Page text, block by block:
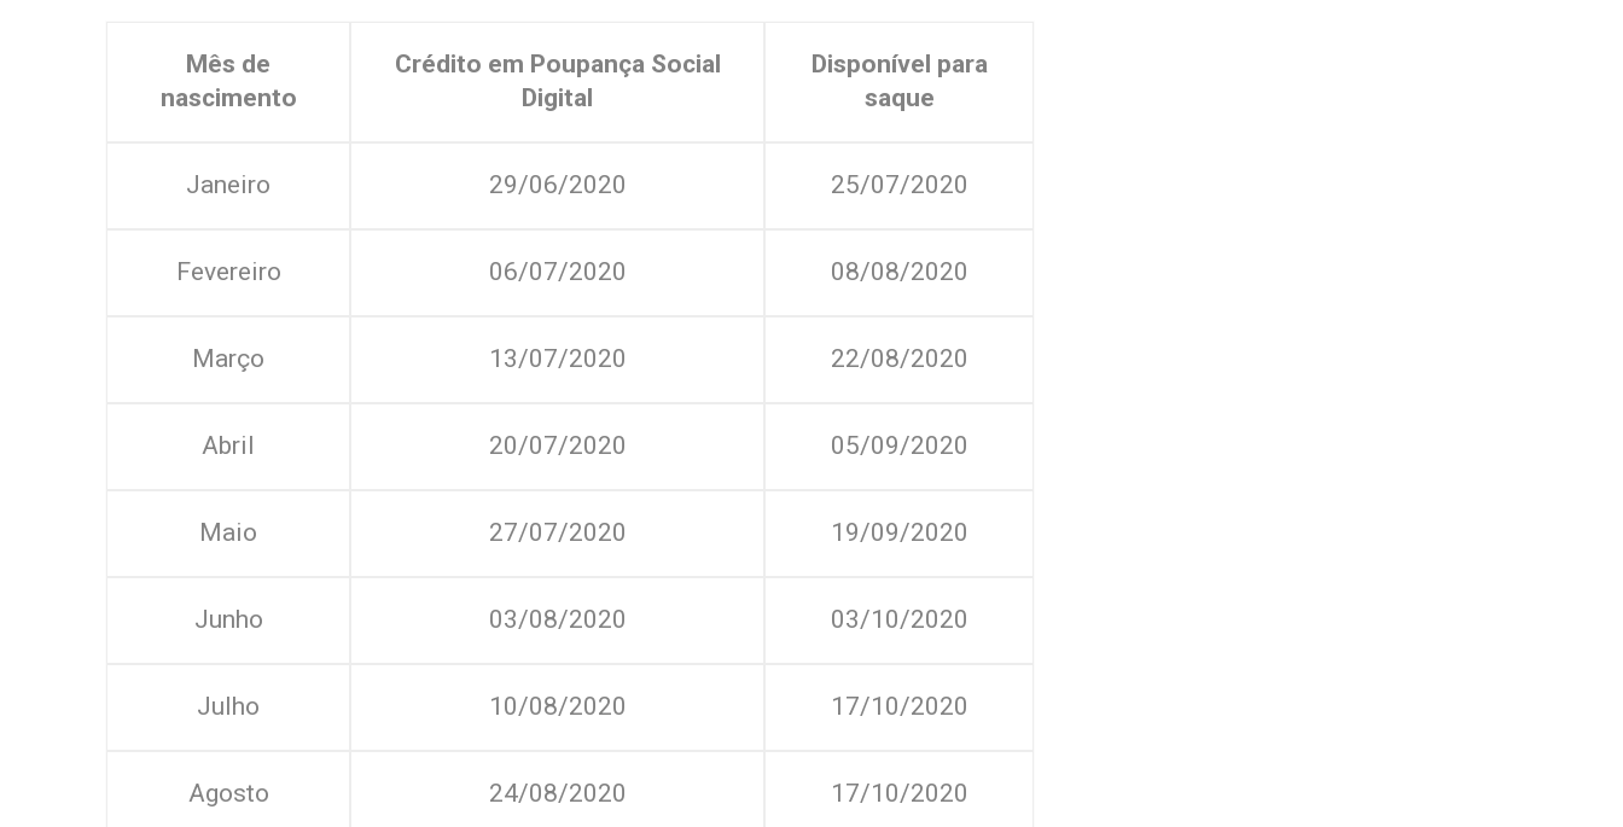
Mês de
nascimento
Crédito em Poupança Social
Digital
Disponível para
saque
Janeiro 29/06/2020 25/07/2020
Fevereiro 06/07/2020 08/08/2020
Março 13/07/2020 22/08/2020
Abril 20/07/2020 05/09/2020
Maio 27/07/2020 19/09/2020
Junho 03/08/2020 03/10/2020
Julho 10/08/2020 17/10/2020
Agosto 24/08/2020 17/10/2020